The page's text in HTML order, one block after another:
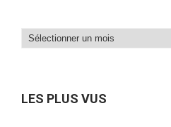
Dans
LES PLUS VUS